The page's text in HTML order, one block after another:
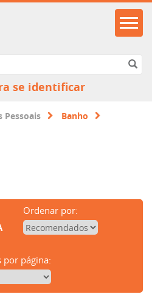
se identificar
Pessoais Banho
Ordenar por:
por página: